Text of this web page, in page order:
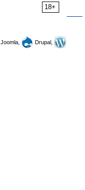
18+
Joomla,
Drupal,